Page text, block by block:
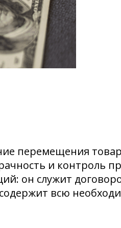
перемещения
и контроль
он служит
всю